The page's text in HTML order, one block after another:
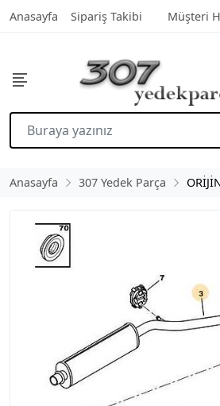
Anasayfa Sipariş Takibi Müşteri
Anasayfa 307 Yedek Parça